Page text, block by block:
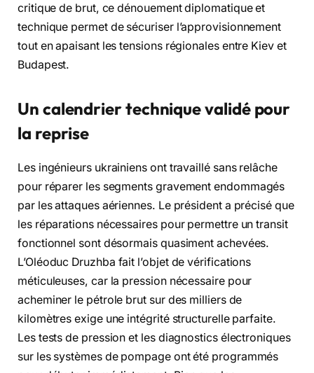
critique de brut, ce dénouement diplomatique et
technique permet de sécuriser l’approvisionnement
tout en apaisant les tensions régionales entre Kiev et
Budapest.
Un calendrier technique validé pour
la reprise
Les ingénieurs ukrainiens ont travaillé sans relâche
pour réparer les segments gravement endommagés
par les attaques aériennes. Le président a précisé que
les réparations nécessaires pour permettre un transit
fonctionnel sont désormais quasiment achevées.
L’Oléoduc Druzhba fait l’objet de vérifications
méticuleuses, car la pression nécessaire pour
acheminer le pétrole brut sur des milliers de
kilomètres exige une intégrité structurelle parfaite.
Les tests de pression et les diagnostics électroniques
sur les systèmes de pompage ont été programmés